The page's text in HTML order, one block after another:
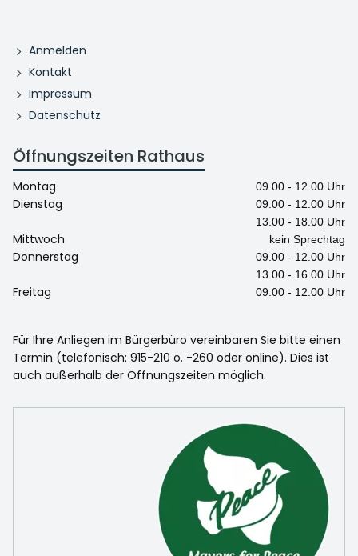
Anmelden
Kontakt
Impressum
Datenschutz
Öffnungszeiten Rathaus
Montag 09.00 - 12.00 Uhr
Dienstag
09.00 - 12.00 Uhr
13.00 - 18.00 Uhr
Mittwoch kein Sprechtag
Donnerstag
09.00 - 12.00 Uhr
13.00 - 16.00 Uhr
Freitag 09.00 - 12.00 Uhr
Für Ihre Anliegen im Bürgerbüro vereinbaren Sie bitte einen
Termin (telefonisch: 915-210 o. -260 oder online). Dies ist
auch außerhalb der Öffnungszeiten möglich.